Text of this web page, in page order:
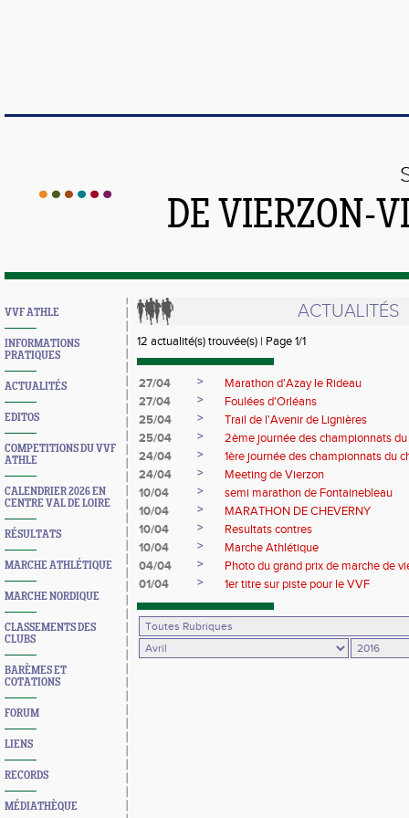
DE VIERZON-
VVF ATHLE
INFORMATIONS
PRATIQUES
ACTUALITÉS
EDITOS
COMPETITIONS DU VVF
ATHLE
CALENDRIER 2026 EN
CENTRE VAL DE LOIRE
RÉSULTATS
MARCHE ATHLÉTIQUE
MARCHE NORDIQUE
CLASSEMENTS DES
CLUBS
BARÈMES ET
COTATIONS
FORUM
LIENS
RECORDS
MÉDIATHÈQUE
ACTUALITÉS
12 actualité(s) trouvée(s) | Page 1/1
27/04 >
Marathon d'Azay le Rideau
27/04
>
Foulées d'Orléans
25/04
>
Trail de l'Avenir de Lignières
25/04
>
2ème journée des championnats
24/04
>
1ère journée des championnats du
24/04
>
Meeting de Vierzon
10/04
>
semi marathon de Fontainebleau
10/04
>
MARATHON DE CHEVERNY
10/04
>
Resultats contres
10/04
>
Marche Athlétique
04/04
>
Photo du grand prix de marche de
01/04
> 1er titre sur piste pour le VVF